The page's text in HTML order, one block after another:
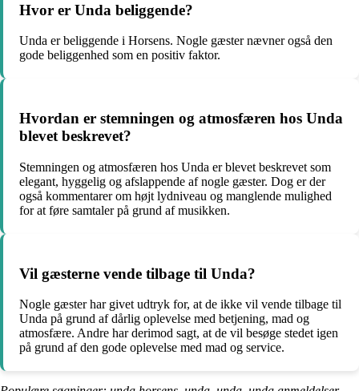
Hvor er Unda beliggende?
Unda er beliggende i Horsens. Nogle gæster nævner også den
gode beliggenhed som en positiv faktor.
Hvordan er stemningen og atmosfæren hos Unda
blevet beskrevet?
Stemningen og atmosfæren hos Unda er blevet beskrevet som
elegant, hyggelig og afslappende af nogle gæster. Dog er der
også kommentarer om højt lydniveau og manglende mulighed
for at føre samtaler på grund af musikken.
Vil gæsterne vende tilbage til Unda?
Nogle gæster har givet udtryk for, at de ikke vil vende tilbage til
Unda på grund af dårlig oplevelse med betjening, mad og
atmosfære. Andre har derimod sagt, at de vil besøge stedet igen
på grund af den gode oplevelse med mad og service.